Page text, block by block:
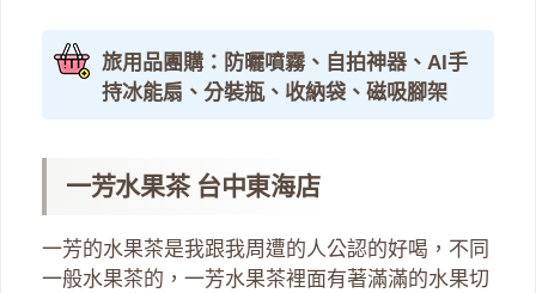
旅用品團購：防曬噴霧、自拍神器、AI手
持冰能扇、分裝瓶、收納袋、磁吸腳架
一芳水果茶 台中東海店
一芳的水果茶是我跟我周遭的人公認的好喝，不同
一般水果茶的，一芳水果茶裡面有著滿滿的水果切